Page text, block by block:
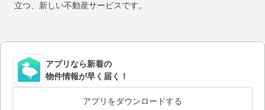
立つ、新しい不動産サービスです。
アプリなら新着の
物件情報が早く届く！
アプリをダウンロードする